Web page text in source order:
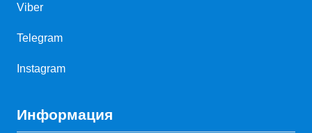
Viber
Telegram
Instagram
Информация